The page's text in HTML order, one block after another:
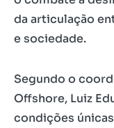
da articulação
e sociedade.
Segundo o
Offshore, Luiz
condições